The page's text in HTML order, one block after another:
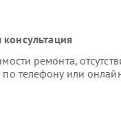
ремонта,
телефону или